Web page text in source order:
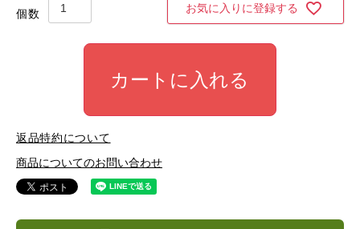
お気に入りに登録する
カートに入れる
返品特約について
商品についてのお問い合わせ